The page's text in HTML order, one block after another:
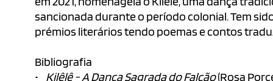
sancionada durante o período colonial. Tem
prémios literários tendo poemas e contos
Bibliografia
• Kilêlê - A Dança Sagrada do Falcão(Rosa